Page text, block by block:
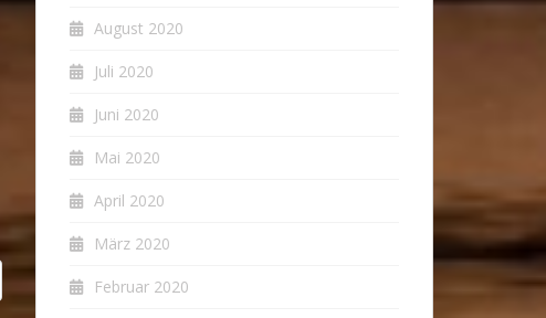
August 2020
Juli 2020
Juni 2020
Mai 2020
April 2020
März 2020
Februar 2020